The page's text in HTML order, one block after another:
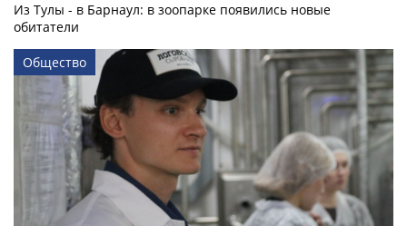
Из Тулы - в Барнаул: в зоопарке появились новые
обитатели
Общество